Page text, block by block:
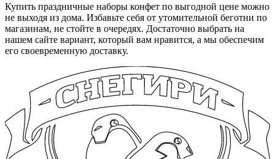
Купить праздничные наборы конфет по выгодной цене можно
не выходя из дома. Избавьте себя от утомительной беготни по
магазинам, не стойте в очередях. Достаточно выбрать на
нашем сайте вариант, который вам нравится, а мы обеспечим
его своевременную доставку.